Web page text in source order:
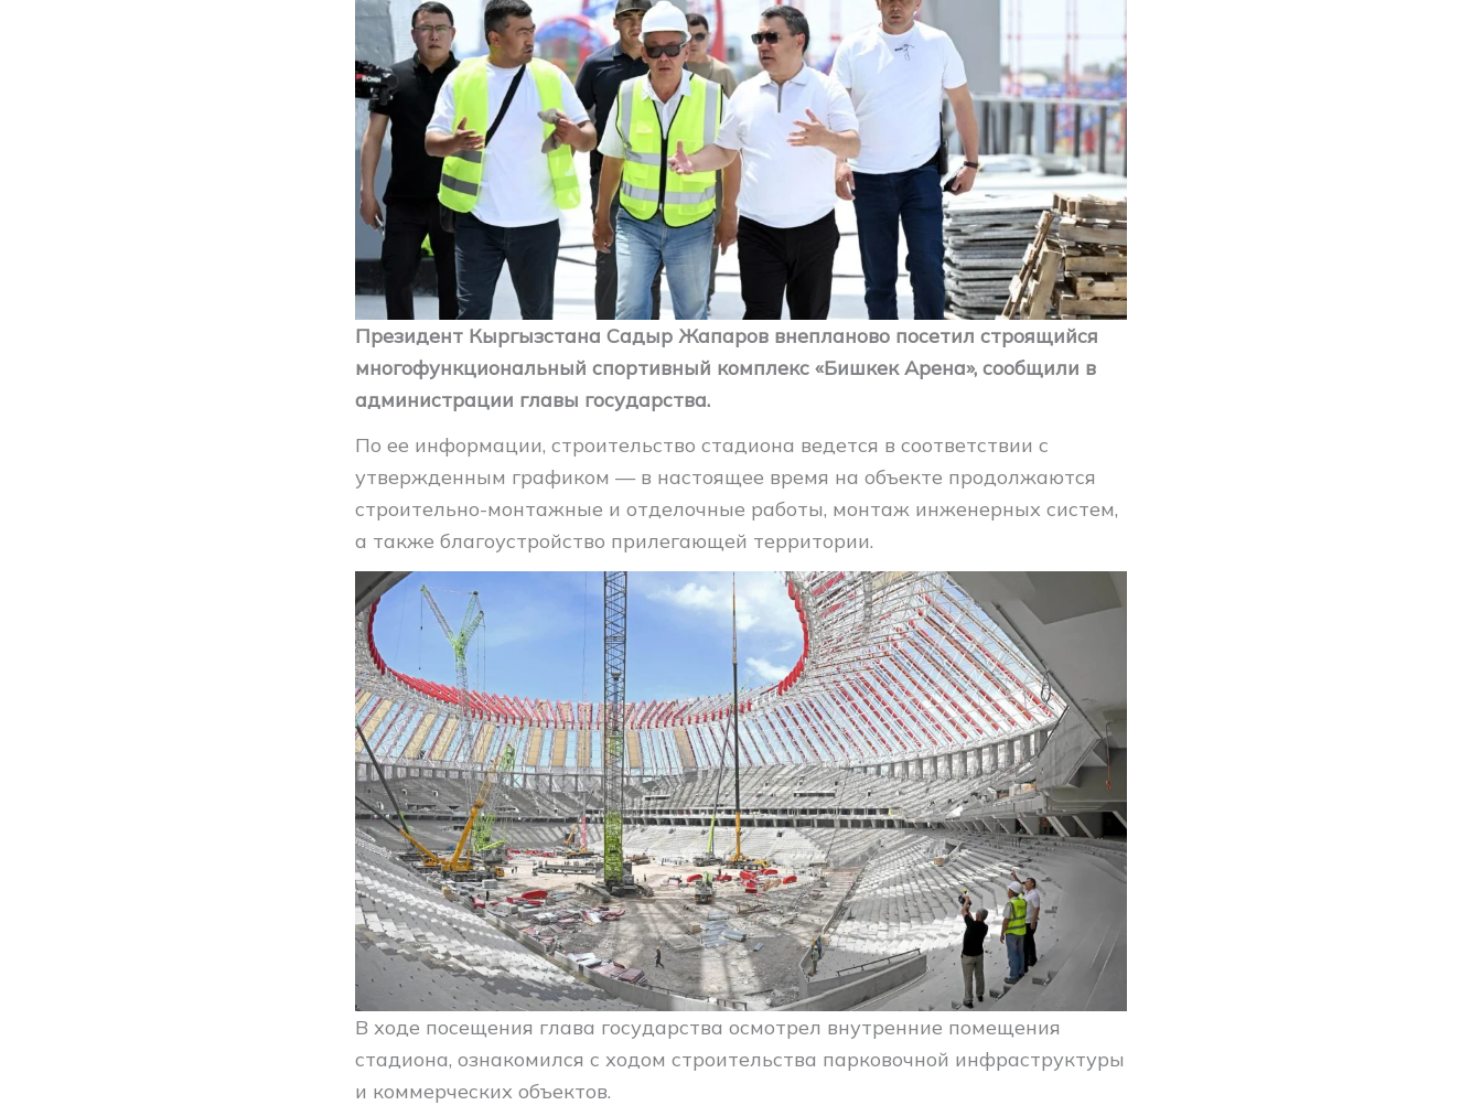
Президент Кыргызстана Садыр Жапаров внепланово посетил строящийся
многофункциональный спортивный комплекс «Бишкек Арена», сообщили в
администрации главы государства.
По ее информации, строительство стадиона ведется в соответствии с
утвержденным графиком — в настоящее время на объекте продолжаются
строительно-монтажные и отделочные работы, монтаж инженерных систем,
а также благоустройство прилегающей территории.
В ходе посещения глава государства осмотрел внутренние помещения
стадиона, ознакомился с ходом строительства парковочной инфраструктуры
и коммерческих объектов.